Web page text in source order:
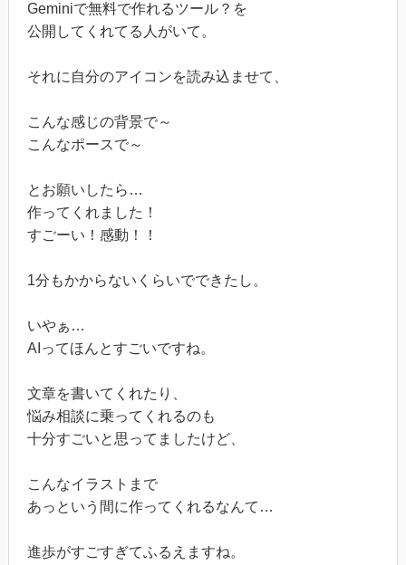
Geminiで無料で作れるツール？を
公開してくれてる人がいて。
それに自分のアイコンを読み込ませて、
こんな感じの背景で～
こんなポースで～
とお願いしたら…
作ってくれました！
すごーい！感動！！
1分もかからないくらいでできたし。
いやぁ…
AIってほんとすごいですね。
文章を書いてくれたり、
悩み相談に乗ってくれるのも
十分すごいと思ってましたけど、
こんなイラストまで
あっという間に作ってくれるなんて…
進歩がすごすぎてふるえますね。